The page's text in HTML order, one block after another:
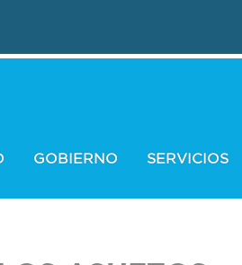
GOBIERNO SERVICIOS